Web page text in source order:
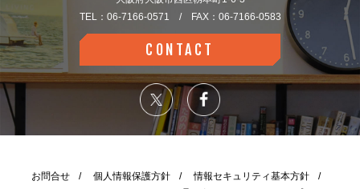
TEL：06-7166-0571 / FAX：06-7166-0583
CONTACT
お問合せ 個人情報保護方針
情報セキュリティ基本方針